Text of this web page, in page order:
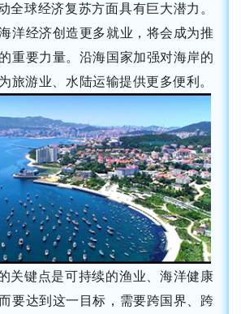
全球经济复苏方面具有巨大潜力。
洋经济创造更多就业，将会成为推
重要力量。沿海国家加强对海岸的
旅游业、水陆运输提供更多便利。
关键点是可持续的渔业、海洋健康
要达到这一目标，需要跨国界、跨